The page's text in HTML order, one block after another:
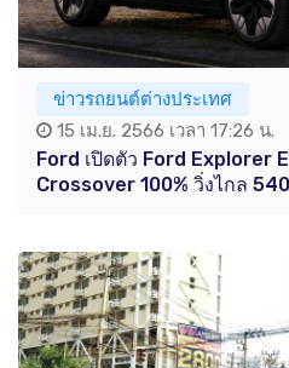
ข่าวรถยนต์ต่างประเทศ
15 เม.ย. 2566 เวลา 17:26 น.
Ford เปิดตัว Ford Explorer
Crossover 100% วิ่งไกล